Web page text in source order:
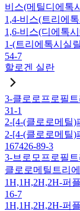
비스(메틸디에톡
1,4-비스(트리에
1,6-비스(디에톡
1-(트리에톡시실
54-7
할로겐 실란
3-클로로프로필
31-1
2-[4-(클로로메틸)
2-[4-(클로로메틸
167426-89-3
3-브로모프로필
클로로메틸트리
1H,1H,2H,2H-퍼
16-7
1H,1H,2H,2H-퍼